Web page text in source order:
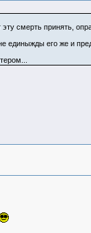
смерть принять,
единыжды его же и